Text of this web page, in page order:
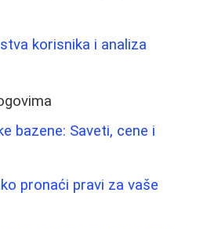
korisnika i analiza
bazene: Saveti, cene i
pronaći pravi za vaše